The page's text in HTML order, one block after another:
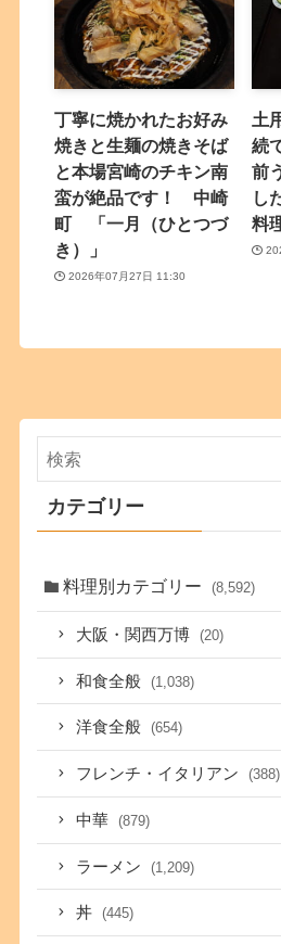
丁寧に焼かれたお好み
焼きと生麺の焼きそば
と本場宮崎のチキン南
蛮が絶品です！ 中崎
町 「一月（ひとつづ
き）」
2026年07月27日 11:30
土
続
前
し
料
カテゴリー
料理別カテゴリー (8,592)
大阪・関西万博 (20)
和食全般 (1,038)
洋食全般 (654)
フレンチ・イタリアン (388)
中華 (879)
ラーメン (1,209)
丼 (445)